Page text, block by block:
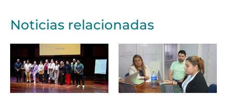
Noticias relacionadas